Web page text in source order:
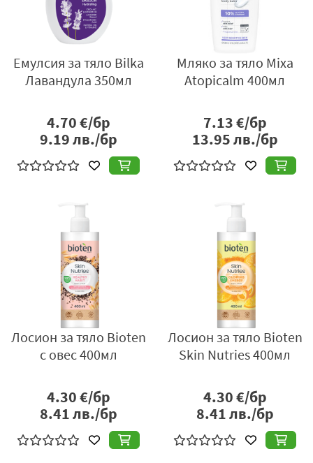
Емулсия за тяло Bilka
Лавандула 350мл
4.70€/бр
9.19лв./бр
Мляко за тяло Mixa
Atopicalm 400мл
7.13€/бр
13.95лв./бр
Лосион за тяло Bioten
с овес 400мл
4.30€/бр
8.41лв./бр
Лосион за тяло Bioten
Skin Nutries 400мл
4.30€/бр
8.41лв./бр